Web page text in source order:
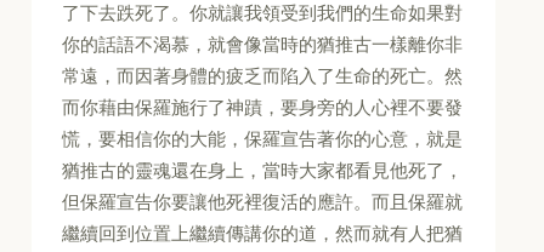
了下去跌死了。你就讓我領受到我們的生命如果對
你的話語不渴慕，就會像當時的猶推古一樣離你非
常遠，而因著身體的疲乏而陷入了生命的死亡。然
而你藉由保羅施行了神蹟，要身旁的人心裡不要發
慌，要相信你的大能，保羅宣告著你的心意，就是
猶推古的靈魂還在身上，當時大家都看見他死了，
但保羅宣告你要讓他死裡復活的應許。而且保羅就
繼續回到位置上繼續傳講你的道，然而就有人把猶